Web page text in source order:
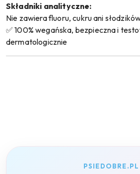
Składniki analityczne:
Nie zawiera fluoru, cukru ani
✅ 100% wegańska, bezpieczna i
dermatologicznie
PSIEDOBRE.PL